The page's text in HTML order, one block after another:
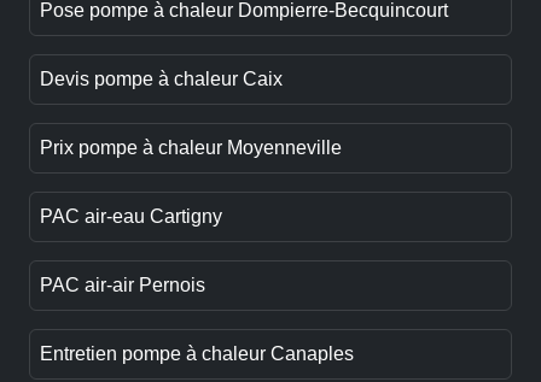
Pose pompe à chaleur Dompierre-Becquincourt
Devis pompe à chaleur Caix
Prix pompe à chaleur Moyenneville
PAC air-eau Cartigny
PAC air-air Pernois
Entretien pompe à chaleur Canaples